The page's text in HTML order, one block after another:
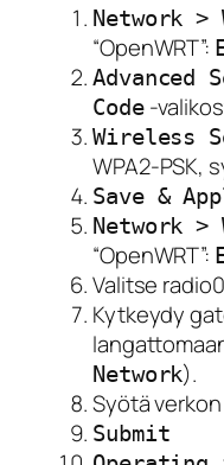
Network >
“OpenWRT”:
Advanced
Code-
Wireless
WPA2-PSK,
Save &
Network >
“OpenWRT”:
Valitse
Kytkeydy
Network).
Syötä
Submit